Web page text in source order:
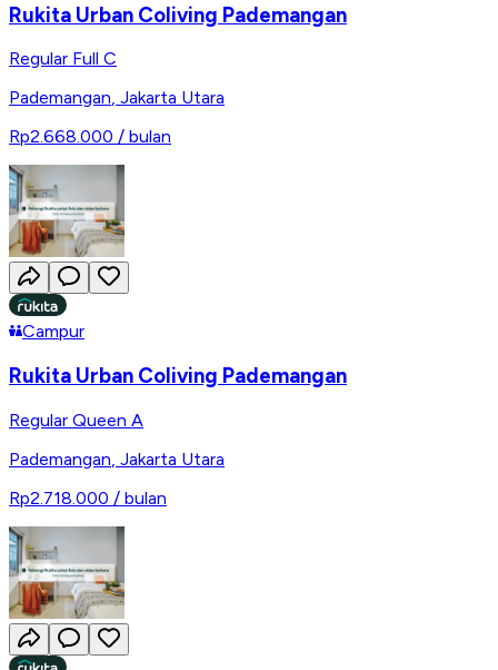
Rukita Urban Coliving Pademangan
Regular Full C
Pademangan, Jakarta Utara
Rp2.668.000 / bulan
Campur
Rukita Urban Coliving Pademangan
Regular Queen A
Pademangan, Jakarta Utara
Rp2.718.000 / bulan